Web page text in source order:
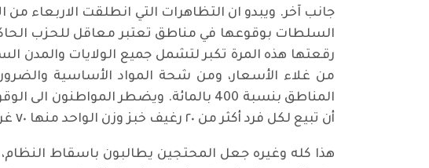
جانب آخر. ويبدو ان التظاهرات التي انطلقت الاربعاء
السلطات بوقوعها في مناطق تعتبر معاقل للحزب
رقعتها هذه المرة تكبر لتشمل جميع الولايات
المناطق بنسبة 400 بالمائة. ويضطر
أن تبيع لكل فرد أكثر من ٢٠ رغيف خبز وزن الواحد منها ٧٠ غراماً! ومن جهة أخرى يجد المواطنون صعوبة في الحصول على النقد من البنوك.
هذا كله وغيره جعل المحتجين يطالبون باسقاط